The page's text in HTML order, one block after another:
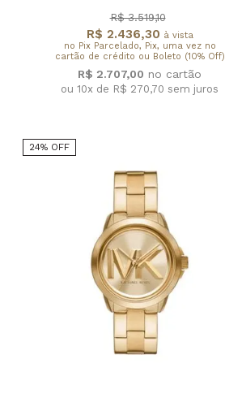
R$ 2.436,30 à vista
no Pix Parcelado, Pix, uma vez no
cartão de crédito ou Boleto (10% Off)
R$ 3.519,10
R$ 2.707,00
ou 10x de R$ 270,70 sem juros
24% OFF